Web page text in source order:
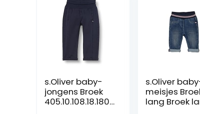
s.Oliver baby-
jongens Broek
405.10.108.18.180.
s.Oliver
meisjes
lang Broek